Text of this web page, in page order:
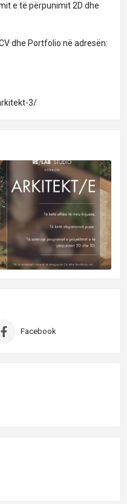
e të përpunimit 2D dhe
dhe Portfolio në adresën:
3/
Facebook